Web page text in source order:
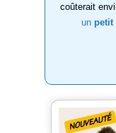
coûterait
un petit